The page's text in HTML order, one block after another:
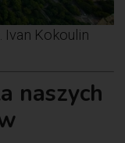
Kokoulin
naszych